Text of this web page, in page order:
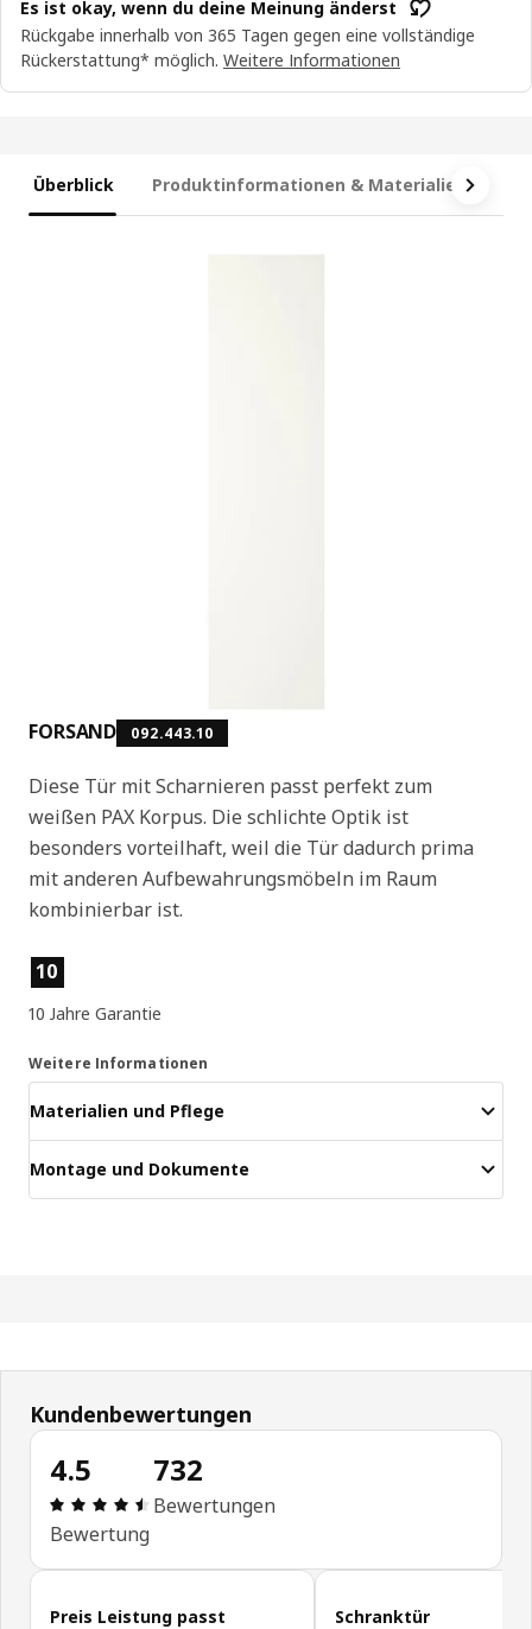
Es ist okay, wenn du deine Meinung änderst
Rückgabe innerhalb von 365 Tagen gegen eine vollständige
Rückerstattung* möglich. Weitere Informationen
Überblick Produktinformationen & Materialien
FORSAND 092.443.10
Diese Tür mit Scharnieren passt perfekt zum
weißen PAX Korpus. Die schlichte Optik ist
besonders vorteilhaft, weil die Tür dadurch prima
mit anderen Aufbewahrungsmöbeln im Raum
kombinierbar ist.
Produktmerkmale
10
10 Jahre Garantie
Weitere Informationen
Materialien und Pflege
Montage und Dokumente
Kundenbewertungen
4.5
Bewertung: 4.5 von 5 Sterne Alle Bewertungen:
Bewertung
732
Bewertungen
Kundenbewertungen überspringen
Preis Leistung passt
Schranktür